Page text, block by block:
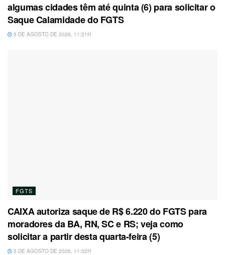
algumas cidades têm até quinta (6) para solicitar o
Saque Calamidade do FGTS
5 DE AGOSTO DE 2026, 11:21H
FGTS
CAIXA autoriza saque de R$ 6.220 do FGTS para
moradores da BA, RN, SC e RS; veja como
solicitar a partir desta quarta-feira (5)
5 DE AGOSTO DE 2026, 11:02H